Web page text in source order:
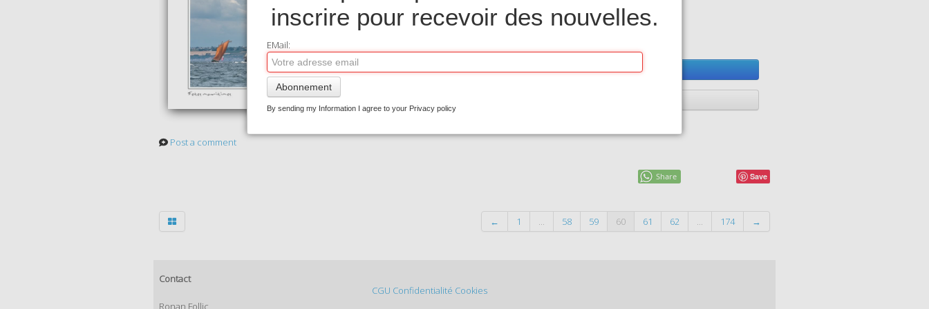
Quantity
Add
Post a comment
Save
Share
← 1 ... 58 59 60 61 62 ... 174 →
Contact
Ronan Follic
CGU Confidentialité Cookies
inscrire pour recevoir des nouvelles.
EMail:
Abonnement
By sending my Information I agree to your Privacy policy